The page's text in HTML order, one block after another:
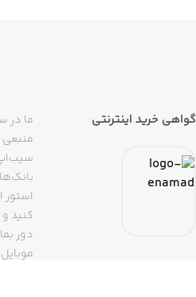
گواهی خرید اینترنتی
ما در
منبعی
سیب‌اپ
استور
دور